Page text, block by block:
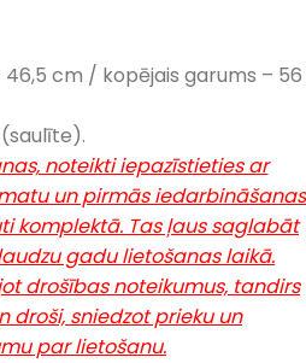
cm / kopējais garums – 56
noteikti iepazīstieties ar
un pirmās iedarbināšanas
komplektā. Tas ļaus saglabāt
gadu lietošanas laikā.
drošības noteikumus, tandirs
droši, sniedzot prieku un
par lietošanu.